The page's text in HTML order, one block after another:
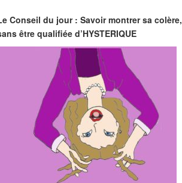
Conseil du jour : Savoir montrer sa colère,
être qualifiée d’HYSTERIQUE